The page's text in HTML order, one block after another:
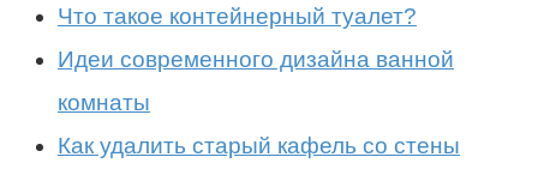
Что такое контейнерный туалет?
Идеи современного дизайна ванной
комнаты
Как удалить старый кафель со стены